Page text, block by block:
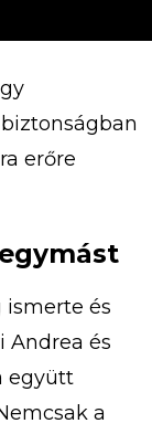
erőre
ismerte és
Andrea és
együtt
a